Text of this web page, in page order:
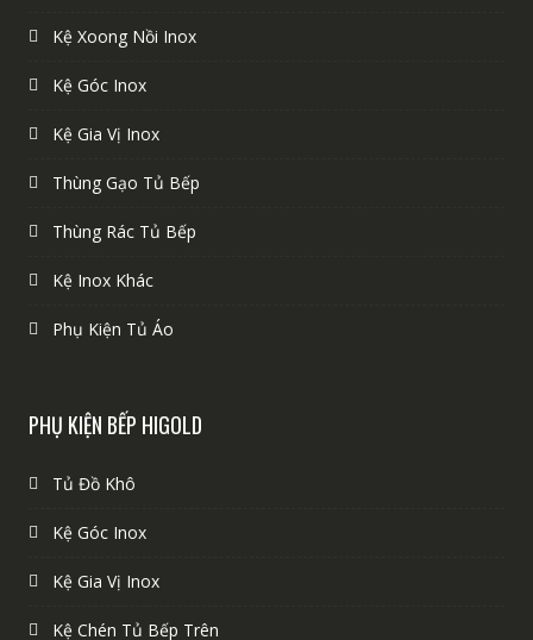
Kệ Xoong Nồi Inox
Kệ Góc Inox
Kệ Gia Vị Inox
Thùng Gạo Tủ Bếp
Thùng Rác Tủ Bếp
Kệ Inox Khác
Phụ Kiện Tủ Áo
PHỤ KIỆN BẾP HIGOLD
Tủ Đồ Khô
Kệ Góc Inox
Kệ Gia Vị Inox
Kệ Chén Tủ Bếp Trên